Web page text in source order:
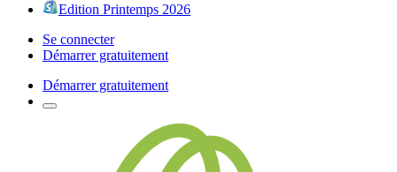
Edition Printemps 2026
Se connecter
Démarrer gratuitement
Démarrer gratuitement